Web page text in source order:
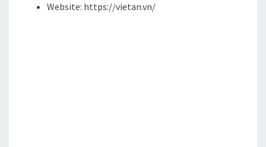
Website: https://vietan.vn/